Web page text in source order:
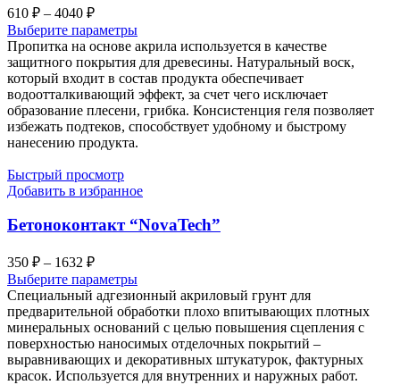
610 ₽ – 4040 ₽Диапазон
цен:
610 ₽
–
4040 ₽
Выберите параметры
Пропитка на основе акрила используется в качестве
защитного покрытия для древесины. Натуральный воск,
который входит в состав продукта обеспечивает
водоотталкивающий эффект, за счет чего исключает
образование плесени, грибка. Консистенция геля позволяет
избежать подтеков, способствует удобному и быстрому
нанесению продукта.
Быстрый просмотр
Добавить в избранное
Бетоноконтакт “NovaTech”
350 ₽ – 1632 ₽Диапазон
цен:
350 ₽
–
1632 ₽
Выберите параметры
Специальный адгезионный акриловый грунт для
предварительной обработки плохо впитывающих плотных
минеральных оснований с целью повышения сцепления с
поверхностью наносимых отделочных покрытий –
выравнивающих и декоративных штукатурок, фактурных
красок. Используется для внутренних и наружных работ.